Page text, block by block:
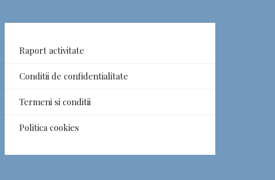
Raport activitate
Conditii de confidentialitate
Termeni si conditii
Politica cookies